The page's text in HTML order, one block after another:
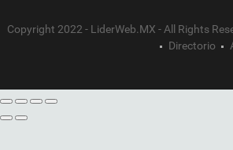
Copyright 2022 - LiderWeb.MX - All Rights
Directorio